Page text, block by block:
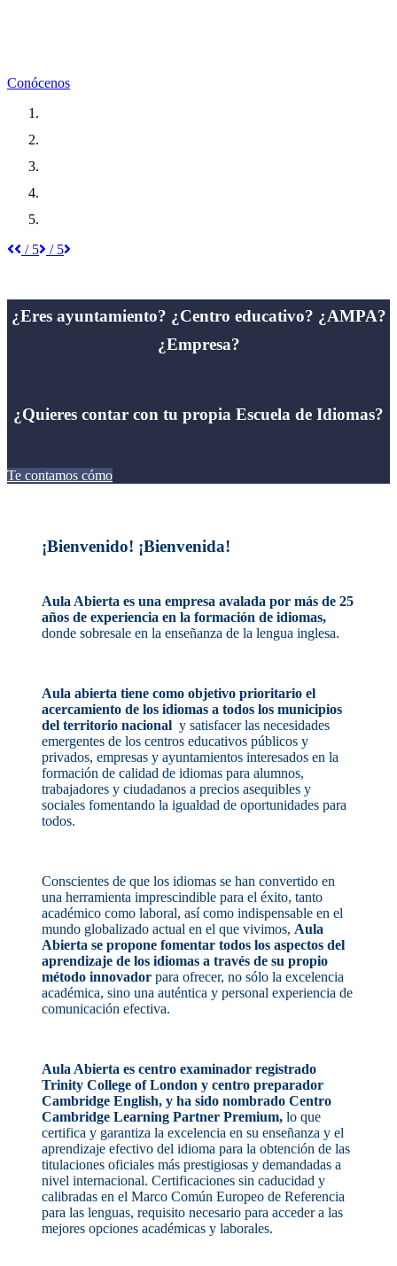
Conócenos
/ 5 / 5
¿Eres ayuntamiento? ¿Centro educativo? ¿AMPA?
¿Empresa?
¿Quieres contar con tu propia Escuela de Idiomas?
Te contamos cómo
¡Bienvenido! ¡Bienvenida!
Aula Abierta es una empresa avalada por más de 25
años de experiencia en la formación de idiomas,
donde sobresale en la enseñanza de la lengua inglesa.
Aula abierta tiene como objetivo prioritario el
acercamiento de los idiomas a todos los municipios
del territorio nacional y satisfacer las necesidades
emergentes de los centros educativos públicos y
privados, empresas y ayuntamientos interesados en la
formación de calidad de idiomas para alumnos,
trabajadores y ciudadanos a precios asequibles y
sociales fomentando la igualdad de oportunidades para
todos.
Conscientes de que los idiomas se han convertido en
una herramienta imprescindible para el éxito, tanto
académico como laboral, así como indispensable en el
mundo globalizado actual en el que vivimos, Aula
Abierta se propone fomentar todos los aspectos del
aprendizaje de los idiomas a través de su propio
método innovador para ofrecer, no sólo la excelencia
académica, sino una auténtica y personal experiencia de
comunicación efectiva.
Aula Abierta es centro examinador registrado
Trinity College of London y centro preparador
Cambridge English, y ha sido nombrado Centro
Cambridge Learning Partner Premium, lo que
certifica y garantiza la excelencia en su enseñanza y el
aprendizaje efectivo del idioma para la obtención de las
titulaciones oficiales más prestigiosas y demandadas a
nivel internacional. Certificaciones sin caducidad y
calibradas en el Marco Común Europeo de Referencia
para las lenguas, requisito necesario para acceder a las
mejores opciones académicas y laborales.